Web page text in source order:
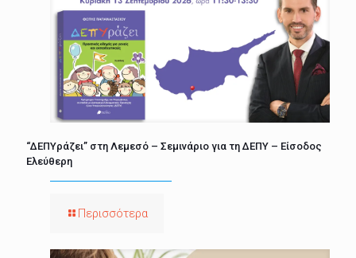
“ΔΕΠΥράζει” στη Λεμεσό – Σεμινάριο για τη ΔΕΠΥ – Είσοδος
Ελεύθερη
Περισσότερα